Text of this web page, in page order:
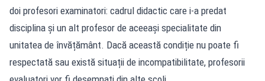
doi profesori examinatori: cadrul didactic care i-a predat
disciplina și un alt profesor de aceeași specialitate din
unitatea de învățământ. Dacă această condiție nu poate fi
respectată sau există situații de incompatibilitate, profesorii